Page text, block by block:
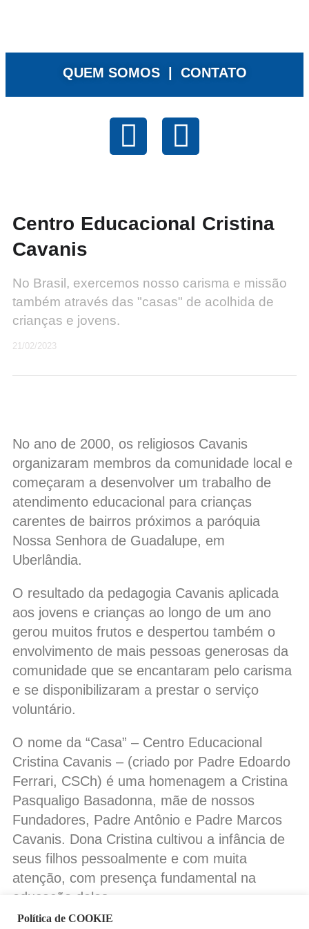
QUEM SOMOS | CONTATO
Centro Educacional Cristina
Cavanis
No Brasil, exercemos nosso carisma e missão
também através das "casas" de acolhida de
crianças e jovens.
21/02/2023
No ano de 2000, os religiosos Cavanis
organizaram membros da comunidade local e
começaram a desenvolver um trabalho de
atendimento educacional para crianças
carentes de bairros próximos a paróquia
Nossa Senhora de Guadalupe, em
Uberlândia.
O resultado da pedagogia Cavanis aplicada
aos jovens e crianças ao longo de um ano
gerou muitos frutos e despertou também o
envolvimento de mais pessoas generosas da
comunidade que se encantaram pelo carisma
e se disponibilizaram a prestar o serviço
voluntário.
O nome da “Casa” – Centro Educacional
Cristina Cavanis – (criado por Padre Edoardo
Ferrari, CSCh) é uma homenagem a Cristina
Pasqualigo Basadonna, mãe de nossos
Fundadores, Padre Antônio e Padre Marcos
Cavanis. Dona Cristina cultivou a infância de
seus filhos pessoalmente e com muita
atenção, com presença fundamental na
educação deles.
Política de COOKIE